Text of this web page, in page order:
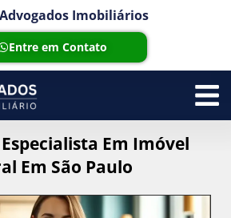
Imobiliários
Entre em Contato
Em Imóvel
Em São Paulo